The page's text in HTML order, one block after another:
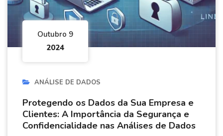
Outubro 9
2024
ANÁLISE DE DADOS
Protegendo os Dados da Sua Empresa e
Clientes: A Importância da Segurança e
Confidencialidade nas Análises de Dados